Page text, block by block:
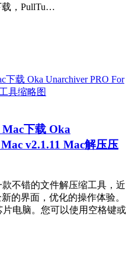
载，PullTu…
下载 Oka
v2.1.11 Mac解压压
不错的文件解压缩工具，近
的界面，优化的操作体验。
电脑。您可以使用空格键或